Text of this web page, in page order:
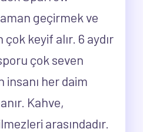
geçirmek ve
keyif alır. 6 aydır
çok seven
insanı her daim
Kahve,
arasındadır.